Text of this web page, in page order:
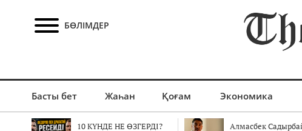
БӨЛІМДЕР
Басты бет Жаһан Қоғам Экономика
10 КҮНДЕ НЕ ӨЗГЕРДІ?
Алмасбек